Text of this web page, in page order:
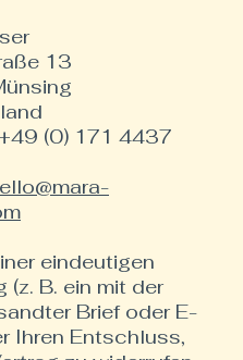
13
+49 (0) 171 4437
eindeutigen
(z. B. ein mit der
Brief oder E-
Ihren Entschluss,